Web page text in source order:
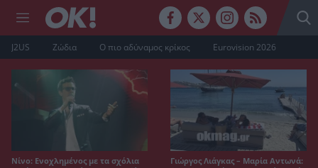
J2US Ζώδια Ο πιο αδύναμος κρίκος Eurovision 2026
Νίνο: Ενοχλημένος με τα σχόλια
Γιώργος Λιάγκας – Μαρία Αντωνά: